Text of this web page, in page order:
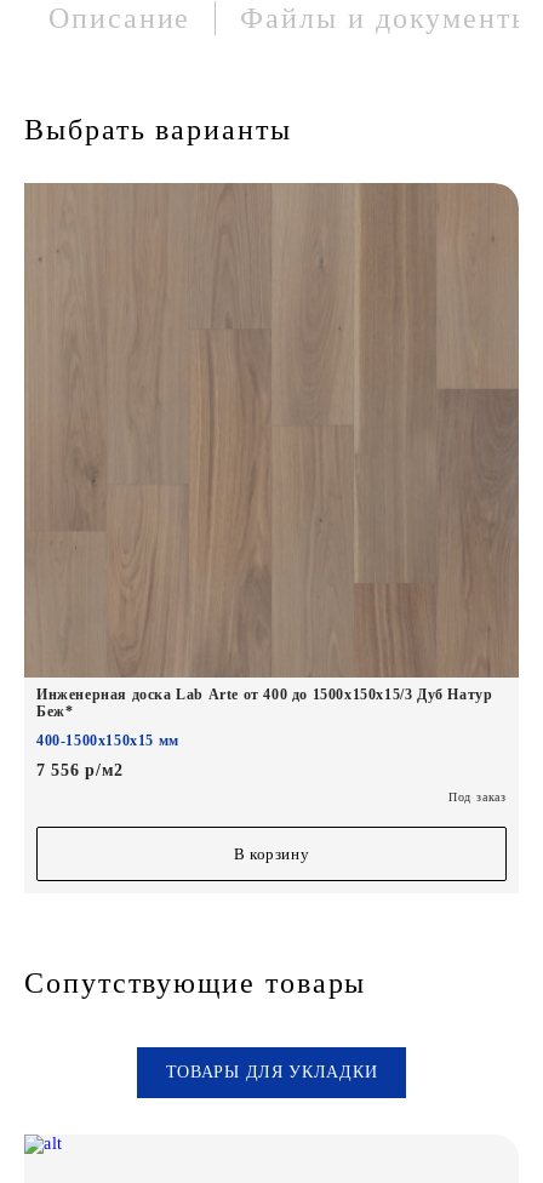
Описание Файлы и документы
Выбрать варианты
Инженерная доска Lab Arte от 400 до 1500х150х15/3 Дуб Натур
Беж*
400-1500х150х15 мм
7 556 р/м2
Под заказ
В корзину
Сопутствующие товары
ТОВАРЫ ДЛЯ УКЛАДКИ